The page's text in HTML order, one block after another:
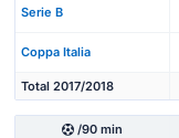
Serie B
Coppa Italia
Total 2017/2018
/90 min